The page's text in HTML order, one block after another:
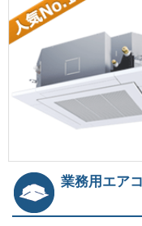
業務用エア